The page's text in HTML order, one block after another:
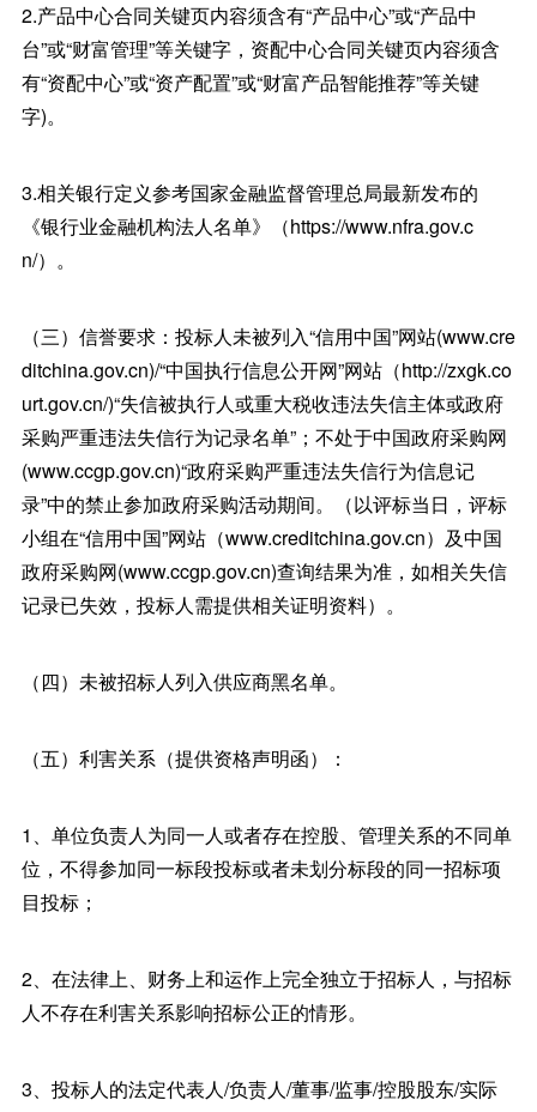
2.产品中心合同关键页内容须含有“产品中心”或“产品中
台”或“财富管理”等关键字，资配中心合同关键页内容须含
有“资配中心”或“资产配置”或“财富产品智能推荐”等关键
字)。
3.相关银行定义参考国家金融监督管理总局最新发布的
《银行业金融机构法人名单》（https://www.nfra.gov.c
n/）。
（三）信誉要求：投标人未被列入“信用中国”网站(www.cre
ditchina.gov.cn)/“中国执行信息公开网”网站（http://zxgk.co
urt.gov.cn/)“失信被执行人或重大税收违法失信主体或政府
采购严重违法失信行为记录名单”；不处于中国政府采购网
(www.ccgp.gov.cn)“政府采购严重违法失信行为信息记
录”中的禁止参加政府采购活动期间。（以评标当日，评标
小组在“信用中国”网站（www.creditchina.gov.cn）及中国
政府采购网(www.ccgp.gov.cn)查询结果为准，如相关失信
记录已失效，投标人需提供相关证明资料）。
（四）未被招标人列入供应商黑名单。
（五）利害关系（提供资格声明函）：
1、单位负责人为同一人或者存在控股、管理关系的不同单
位，不得参加同一标段投标或者未划分标段的同一招标项
目投标；
2、在法律上、财务上和运作上完全独立于招标人，与招标
人不存在利害关系影响招标公正的情形。
3、投标人的法定代表人/负责人/董事/监事/控股股东/实际